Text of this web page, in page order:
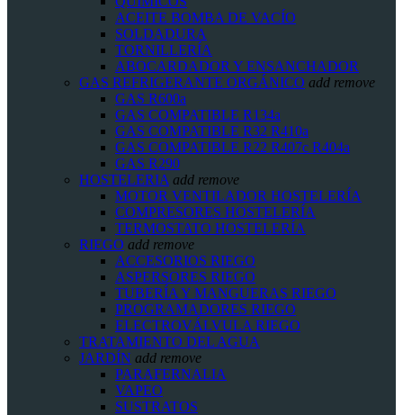
ACEITE BOMBA DE VACÍO
SOLDADURA
TORNILLERÍA
ABOCARDADOR Y ENSANCHADOR
GAS REFRIGERANTE ORGÁNICO add remove
GAS R600a
GAS COMPATIBLE R134a
GAS COMPATIBLE R32 R410a
GAS COMPATIBLE R22 R407c R404a
GAS R290
HOSTELERIA add remove
MOTOR VENTILADOR HOSTELERÍA
COMPRESORES HOSTELERÍA
TERMOSTATO HOSTELERÍA
RIEGO add remove
ACCESORIOS RIEGO
ASPERSORES RIEGO
TUBERÍA Y MANGUERAS RIEGO
PROGRAMADORES RIEGO
ELECTROVÁLVULA RIEGO
TRATAMIENTO DEL AGUA
JARDÍN add remove
PARAFERNALIA
VAPEO
SUSTRATOS